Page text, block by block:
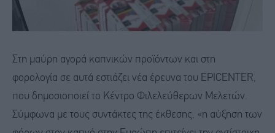
Στη μαύρη αγορά καπνικών προϊόντων και στη
φορολογία σε αυτά εστιάζει νέα έρευνα του EPICENTER,
που δημοσιοποιεί το Κέντρο Φιλελεύθερων Μελετών.
Σύμφωνα με τους συντάκτες της έκθεσης, «η αύξηση των